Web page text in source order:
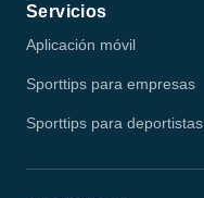
Servicios
Aplicación móvil
Sporttips para empresas
Sporttips para deportistas